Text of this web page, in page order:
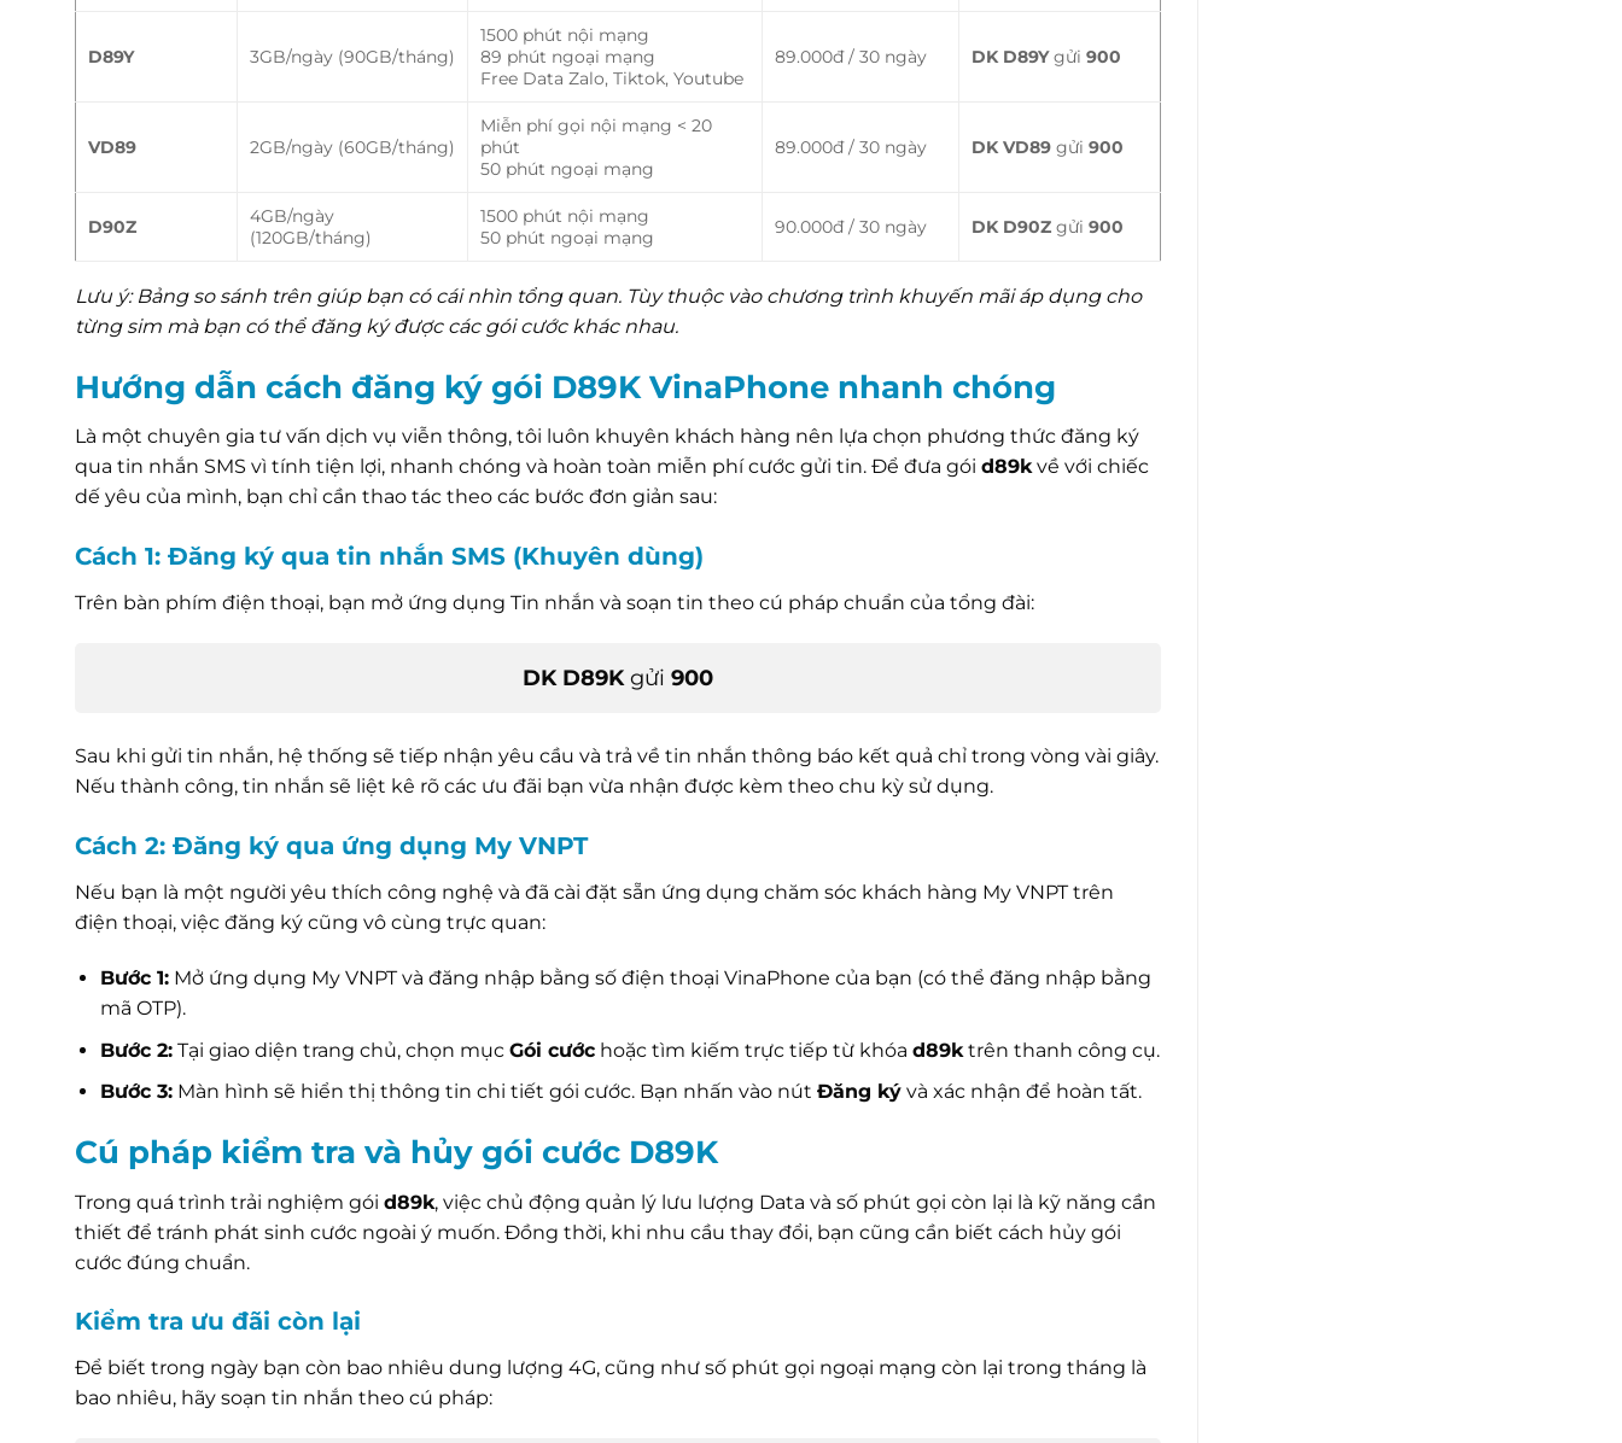
D89Y 3GB/ngày (90GB/tháng)
1500 phút nội mạng
89 phút ngoại mạng
Free Data Zalo, Tiktok, Youtube
89.000đ / 30 ngày DK D89Ygửi 900
VD89 2GB/ngày (60GB/tháng)
Miễn phí gọi nội mạng < 20
phút
50 phút ngoại mạng
89.000đ / 30 ngày DK VD89 gửi 900
D90Z
4GB/ngày
(120GB/tháng)
1500 phút nội mạng
50 phút ngoại mạng
90.000đ / 30 ngày DK D90Z gửi 900
Lưu ý: Bảng so sánh trên giúp bạn có cái nhìn tổng quan. Tùy thuộc vào chương trình khuyến mãi áp dụng cho
từng sim mà bạn có thể đăng ký được các gói cước khác nhau.
Hướng dẫn cách đăng ký gói D89K VinaPhone nhanh chóng
Là một chuyên gia tư vấn dịch vụ viễn thông, tôi luôn khuyên khách hàng nên lựa chọn phương thức đăng ký
qua tin nhắn SMS vì tính tiện lợi, nhanh chóng và hoàn toàn miễn phí cước gửi tin. Để đưa gói d89kvề với chiếc
dế yêu của mình, bạn chỉ cần thao tác theo các bước đơn giản sau:
Cách 1: Đăng ký qua tin nhắn SMS (Khuyên dùng)
Trên bàn phím điện thoại, bạn mở ứng dụng Tin nhắn và soạn tin theo cú pháp chuẩn của tổng đài:
DK D89Kgửi 900
Sau khi gửi tin nhắn, hệ thống sẽ tiếp nhận yêu cầu và trả về tin nhắn thông báo kết quả chỉ trong vòng vài giây.
Nếu thành công, tin nhắn sẽ liệt kê rõ các ưu đãi bạn vừa nhận được kèm theo chu kỳ sử dụng.
Cách 2: Đăng ký qua ứng dụng My VNPT
Nếu bạn là một người yêu thích công nghệ và đã cài đặt sẵn ứng dụng chăm sóc khách hàng My VNPT trên
điện thoại, việc đăng ký cũng vô cùng trực quan:
Bước 1:Mở ứng dụng My VNPT và đăng nhập bằng số điện thoại VinaPhone của bạn (có thể đăng nhập bằng
mã OTP).
Bước 2:Tại giao diện trang chủ, chọn mục Gói cướchoặc tìm kiếm trực tiếp từ khóa d89ktrên thanh công cụ.
Bước 3:Màn hình sẽ hiển thị thông tin chi tiết gói cước. Bạn nhấn vào nút Đăng kývà xác nhận để hoàn tất.
Cú pháp kiểm tra và hủy gói cước D89K
Trong quá trình trải nghiệm gói d89k, việc chủ động quản lý lưu lượng Data và số phút gọi còn lại là kỹ năng cần
thiết để tránh phát sinh cước ngoài ý muốn. Đồng thời, khi nhu cầu thay đổi, bạn cũng cần biết cách hủy gói
cước đúng chuẩn.
Kiểm tra ưu đãi còn lại
Để biết trong ngày bạn còn bao nhiêu dung lượng 4G, cũng như số phút gọi ngoại mạng còn lại trong tháng là
bao nhiêu, hãy soạn tin nhắn theo cú pháp: